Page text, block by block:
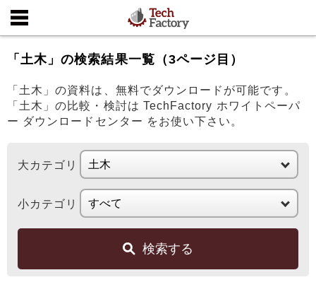
「土木」の検索結果一覧（3ページ目）
「土木」の資料は、無料でダウンロードが可能です。
「土木」の比較・検討は TechFactory ホワイトペーパ
ー ダウンロードセンター をお使い下さい。
大カテゴリ
小カテゴリ
検索する